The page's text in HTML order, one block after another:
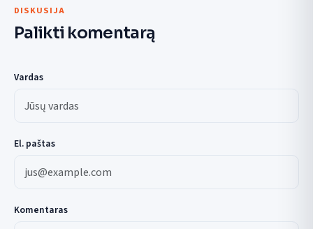
DISKUSIJA
Palikti komentarą
Vardas
El. paštas
Komentaras